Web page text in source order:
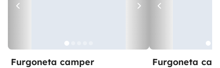
Furgoneta camper Furgoneta